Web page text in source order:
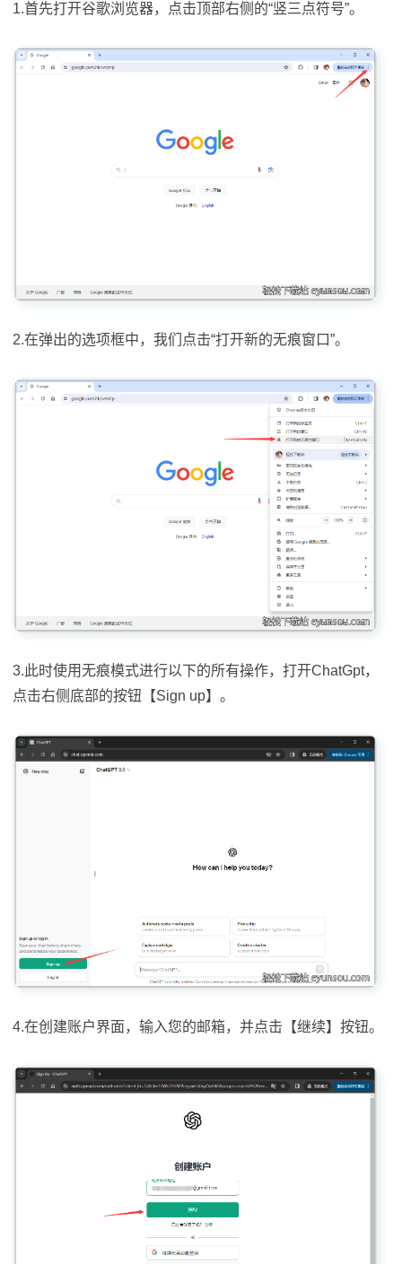
1.首先打开谷歌浏览器，点击顶部右侧的“竖三点符号”。
2.在弹出的选项框中，我们点击“打开新的无痕窗口”。
3.此时使用无痕模式进行以下的所有操作，打开ChatGpt，
点击右侧底部的按钮【Sign up】。
4.在创建账户界面，输入您的邮箱，并点击【继续】按钮。